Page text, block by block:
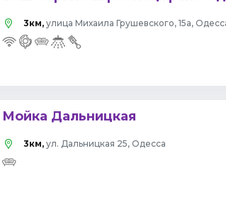
3км, улица Михаила Грушевского, 15а,
Мойка Дальницкая
3км, ул. Дальницкая 25, Одесса